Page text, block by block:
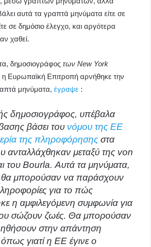
αυτά τα γραπτά μηνύματα είτε σε
σε δημόσιο έλεγχο, και αργότερα
χαθεί.
δημοσιογράφος των New York
η Ευρωπαϊκή Επιτροπή αρνήθηκε την
μηνύματα, έγραψε :
δημοσιογράφος, υπέβαλα
βάσει του νόμου της ΕΕ
της πληροφόρησης στα
ανταλλάχθηκαν μεταξύ της von
του Bourla. Αυτά τα μηνύματα,
θα μπορούσαν να παράσχουν
για το πώς
η αμφιλεγόμενη συμφωνία για
σώζουν ζωές. Θα μπορούσαν
στην απάντηση
γιατί η ΕΕ έγινε ο